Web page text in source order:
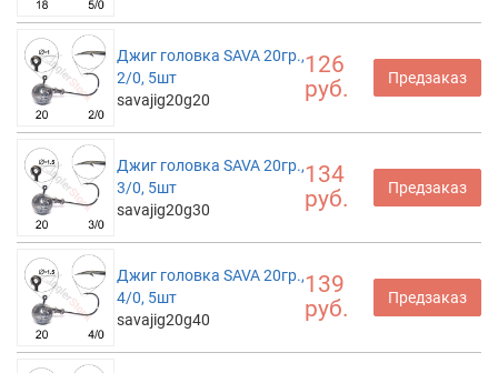
Джиг головка SAVA 20гр.,
2/0, 5шт
savajig20g20
126
руб.
Предзаказ
Джиг головка SAVA 20гр.,
3/0, 5шт
savajig20g30
134
руб.
Предзаказ
Джиг головка SAVA 20гр.,
4/0, 5шт
savajig20g40
139
руб.
Предзаказ